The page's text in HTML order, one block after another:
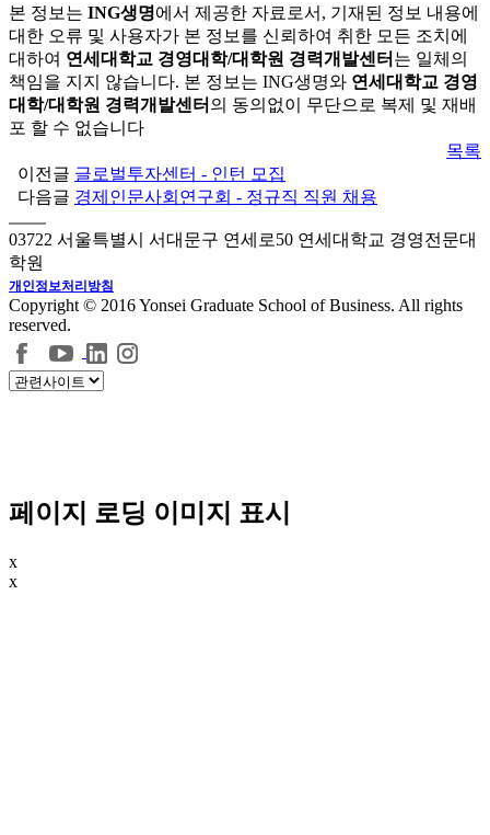
본 정보는 ING생명에서 제공한 자료로서, 기재된 정보 내용에
대한 오류 및 사용자가 본 정보를 신뢰하여 취한 모든 조치에
대하여 연세대학교 경영대학/대학원 경력개발센터 는 일체의
책임을 지지 않습니다. 본 정보는 ING생명와 연세대학교 경영
대학/대학원 경력개발센터 의 동의없이 무단으로 복제 및 재배
포 할 수 없습니다
목록
이전글 글로벌투자센터 - 인턴 모집
다음글 경제인문사회연구회 - 정규직 직원 채용
03722 서울특별시 서대문구 연세로50 연세대학교 경영전문대
학원
개인정보처리방침
Copyright © 2016 Yonsei Graduate School of Business. All rights
reserved.
페이지 로딩 이미지 표시
x
x